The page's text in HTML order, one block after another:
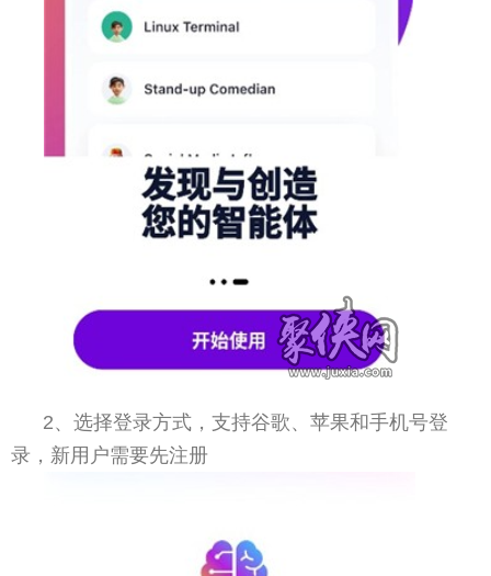
2、选择登录方式，支持谷歌、苹果和手机号登
录，新用户需要先注册